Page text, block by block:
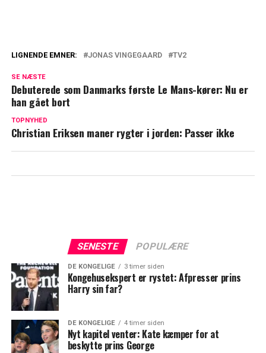
tæt
Godt nyt til seerne: TV 2 forlænger
LIGNENDE EMNER: JONAS VINGEGAARD TV2
SE NÆSTE
Debuterede som Danmarks første Le Mans-kører: Nu er
han gået bort
TOPNYHED
Christian Eriksen maner rygter i jorden: Passer ikke
SENESTE POPULÆRE
DE KONGELIGE 3 timer siden
Kongehusekspert er rystet: Afpresser prins
Harry sin far?
DE KONGELIGE 4 timer siden
Nyt kapitel venter: Kate kæmper for at
beskytte prins George